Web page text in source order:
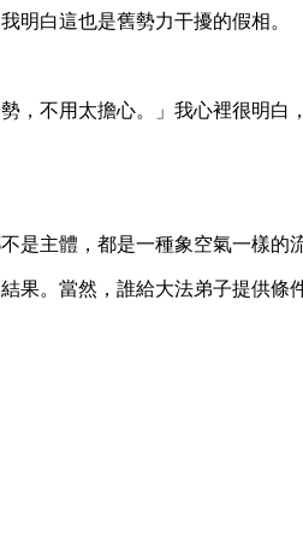
明白這也是舊勢力干擾的假相。
不用太擔心。」我心裡很明白
是主體，都是一種象空氣一樣的
。當然，誰給大法弟子提供條